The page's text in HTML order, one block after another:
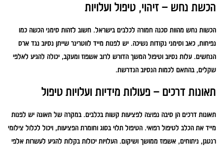
הכשת נחש – זיהוי, טיפול ועלויות
הכשות נחש מהוות סכנה חמורה לכלבים בישראל. חשוב לזהות סימני הכשה כמו
נפיחות, כאב וסימני נקודות נשיכה. יש לפנות מייד לווטרינר שייתן נסיוב נגד ארס
הנחשים. עלות נסיוב וטיפול המשך הדורש לרוב אשפוז ומעקב, יכולה להגיע לאלפי
שקלים, בהתאם לכמות הנסיוב הנדרשת.
תאונות דרכים – פעולות מידיות ועלויות טיפול
תאונות דרכים הן סיבה נפוצה לפציעות קשות בכלבים. במקרה של תאונה יש לפנות
מייד את הכלב לטיפול רפואי. הטיפול תלוי בסוג וחומרת הפציעות, ויכול לכלול צילומי
רנטגן, ניתוחים, אשפוז ממושך ושיקום. העלויות יכולות בקלות להגיע לעשרות אלפי